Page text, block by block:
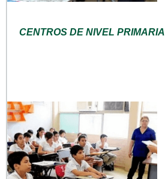
CENTROS DE NIVEL PRIMARIA